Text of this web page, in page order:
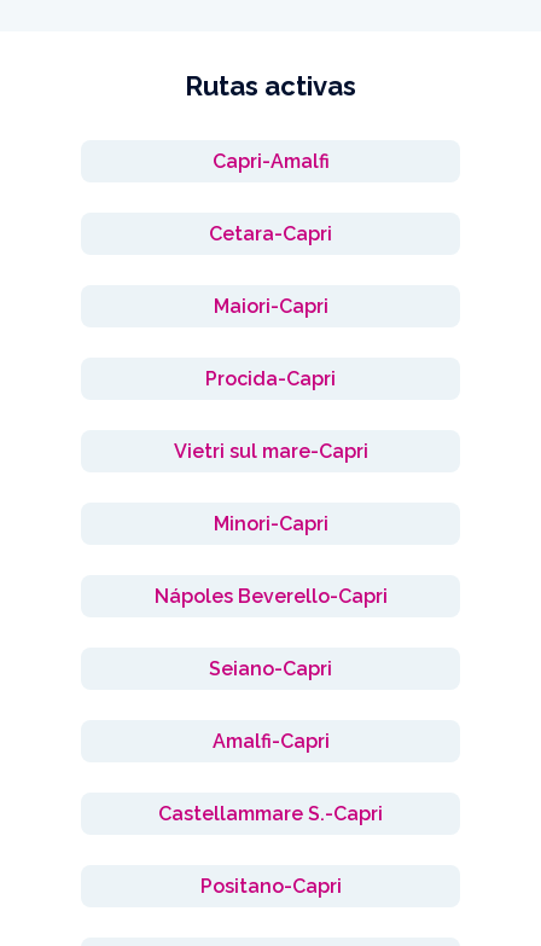
Rutas activas
Capri-Amalfi
Cetara-Capri
Maiori-Capri
Procida-Capri
Vietri sul mare-Capri
Minori-Capri
Nápoles Beverello-Capri
Seiano-Capri
Amalfi-Capri
Castellammare S.-Capri
Positano-Capri